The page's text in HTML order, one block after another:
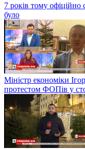
7 років тому офіційно
було
Міністр економіки
протестом ФОПів у